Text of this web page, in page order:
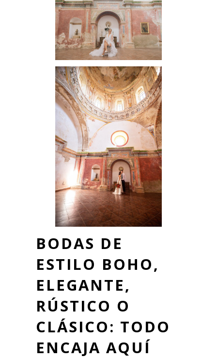
BODAS DE
ESTILO BOHO,
ELEGANTE,
RÚSTICO O
CLÁSICO: TODO
ENCAJA AQUÍ